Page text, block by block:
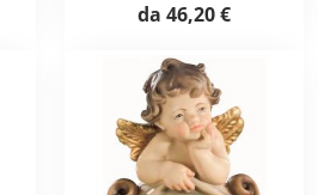
da 46,20 €